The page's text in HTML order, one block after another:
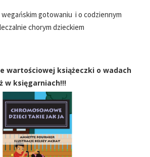
gotowaniu i o codziennym
chorym dzieckiem
wartościowej książeczki o wadach
w księgarniach!!!